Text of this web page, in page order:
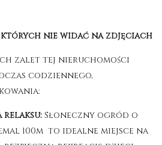
których nie widać na zdjęciach
zalet tej nieruchomości
codziennego,
relaksu: Słoneczny ogród o
100m to idealne miejsce na